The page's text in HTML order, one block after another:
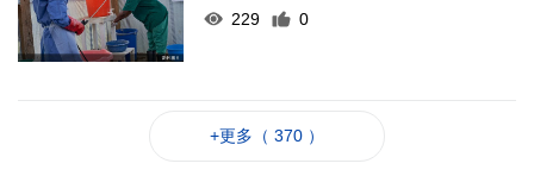
229
0
+更多（ 370 ）